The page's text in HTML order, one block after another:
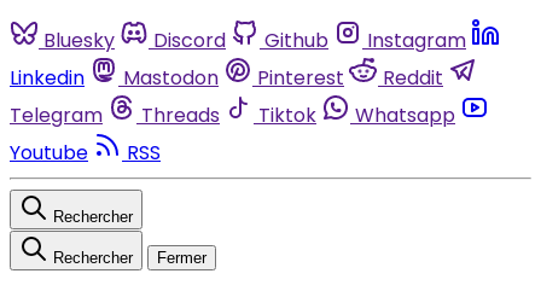
Bluesky Discord Github
Instagram
Linkedin
Mastodon Pinterest
Reddit
Telegram
Threads Tiktok
Whatsapp
Youtube
RSS
Rechercher
Rechercher Fermer